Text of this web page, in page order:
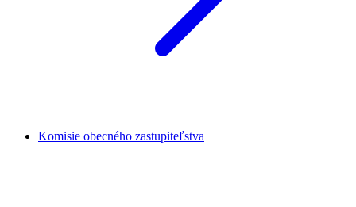
Komisie obecného zastupiteľstva